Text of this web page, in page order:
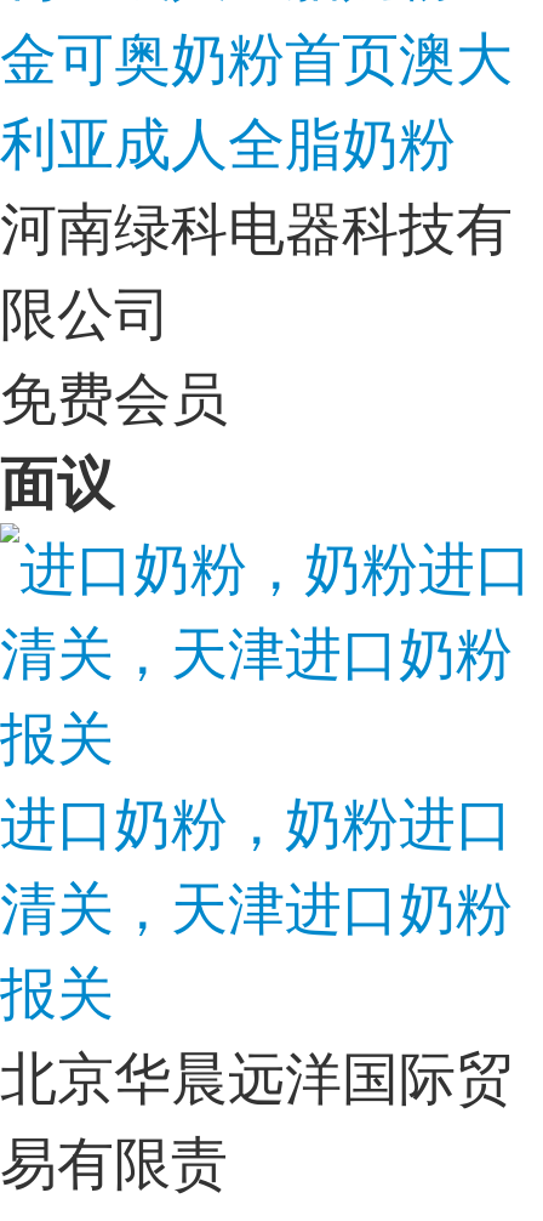
金可奥奶粉首页澳大
利亚成人全脂奶粉
河南绿科电器科技有
限公司
免费会员
面议
进口奶粉，奶粉进口
清关，天津进口奶粉
报关
北京华晨远洋国际贸
易有限责